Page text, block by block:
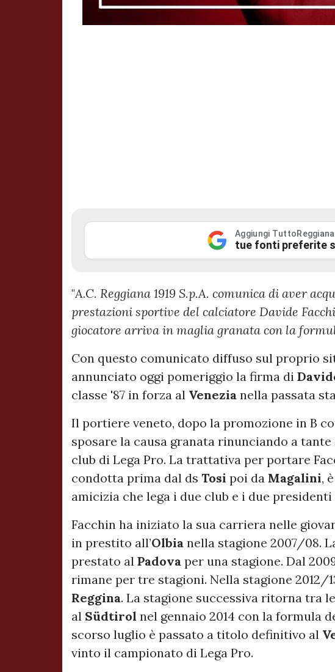
Aggiungi
tue fonti preferite
"A.C. Reggiana 1919 S.p.A. comunica di aver
prestazioni sportive del calciatore Davide
giocatore arriva in maglia granata con la
Con questo comunicato diffuso sul proprio
annunciato oggi pomeriggio la firma di
classe '87 in forza al Venezia nella passata
Il portiere veneto, dopo la promozione in B
sposare la causa granata rinunciando a
club di Lega Pro. La trattativa per portare
condotta prima dal ds Tosi poi da Magalini,
amicizia che lega i due club e i due
Facchin ha iniziato la sua carriera nelle
in prestito all’Olbia nella stagione 2007/08.
prestato al Padova per una stagione. Dal
rimane per tre stagioni. Nella stagione 2012/
Reggina. La stagione successiva ritorna tra
al Südtirol nel gennaio 2014 con la formula
scorso luglio è passato a titolo definitivo al
vinto il campionato di Lega Pro.